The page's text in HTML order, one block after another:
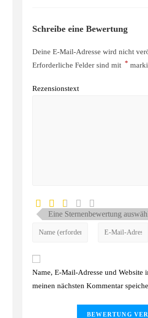
Schreibe eine Bewertung
Deine E-Mail-Adresse wird nicht
Erforderliche Felder sind mit *
Rezensionstext
Eine Sternenbewertung
Name, E-Mail-Adresse und Website
meinen nächsten Kommentar